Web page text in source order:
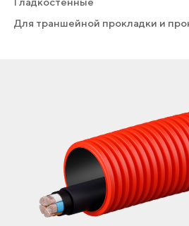
Для траншейной прокладки и